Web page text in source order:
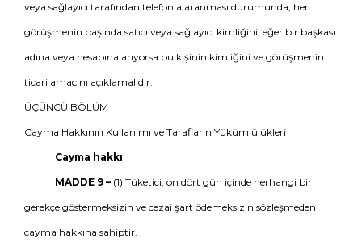
veya sağlayıcı tarafından telefonla aranması durumunda, her
görüşmenin başında satıcı veya sağlayıcı kimliğini, eğer bir başkası
adına veya hesabına arıyorsa bu kişinin kimliğini ve görüşmenin
ticari amacını açıklamalıdır.
ÜÇÜNCÜ BÖLÜM
Cayma Hakkının Kullanımı ve Tarafların Yükümlülükleri
Cayma hakkı
MADDE 9 –(1) Tüketici, on dört gün içinde herhangi bir
gerekçe göstermeksizin ve cezai şart ödemeksizin sözleşmeden
cayma hakkına sahiptir.